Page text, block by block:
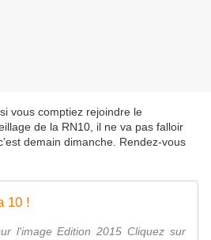
vous comptiez rejoindre le
de la RN10, il ne va pas falloir
demain dimanche. Rendez-vous
10 !
l'image Edition 2015 Cliquez sur